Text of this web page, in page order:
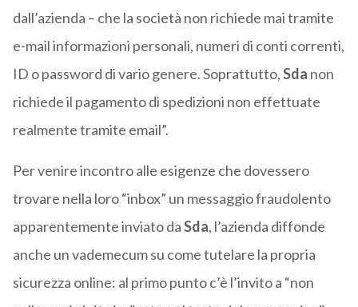
dall’azienda – che la società non richiede mai tramite
e-mail informazioni personali, numeri di conti correnti,
ID o password di vario genere. Soprattutto,Sda non
richiede il pagamento di spedizioni non effettuate
realmente tramite email”.
Per venire incontro alle esigenze che dovessero
trovare nella loro “inbox” un messaggio fraudolento
apparentemente inviato daSda, l’azienda diffonde
anche un vademecum su come tutelare la propria
sicurezza online: al primo punto c’è l’invito a “non